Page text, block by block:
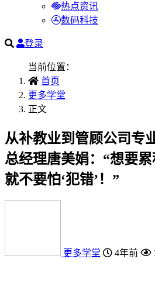
热点资讯
数码科技
登录
当前位置：
首页
更多学堂
正文
从补教业到管顾公司专
总经理唐美娟：“想要累
就不要怕‘犯错’！”
更多学堂 4年前